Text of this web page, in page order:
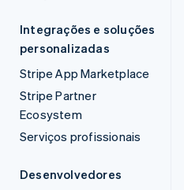
Integrações e soluções
personalizadas
Stripe App Marketplace
Stripe Partner
Ecosystem
Serviços profissionais
Desenvolvedores